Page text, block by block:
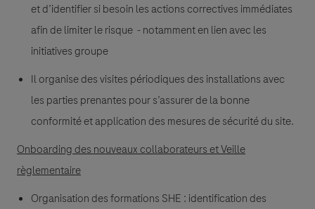
et d’identifier si besoin les actions correctives immédiates
afin de limiter le risque - notamment en lien avec les
initiatives groupe
Il organise des visites périodiques des installations avec
les parties prenantes pour s’assurer de la bonne
conformité et application des mesures de sécurité du site.
Onboarding des nouveaux collaborateurs et Veille
règlementaire
Organisation des formations SHE : identification des